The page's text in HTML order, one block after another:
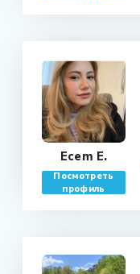
Ecem E.
Посмотреть
профиль